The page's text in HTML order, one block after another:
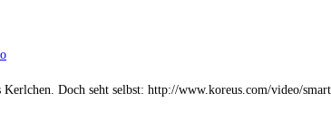
Kerlchen. Doch seht selbst: http://www.koreus.com/video/